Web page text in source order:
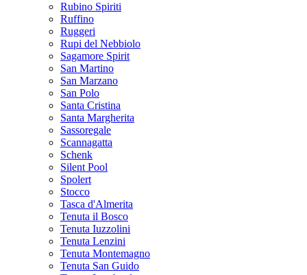
Rubino Spiriti
Ruffino
Ruggeri
Rupi del Nebbiolo
Sagamore Spirit
San Martino
San Marzano
San Polo
Santa Cristina
Santa Margherita
Sassoregale
Scannagatta
Schenk
Silent Pool
Spolert
Stocco
Tasca d'Almerita
Tenuta il Bosco
Tenuta Iuzzolini
Tenuta Lenzini
Tenuta Montemagno
Tenuta San Guido